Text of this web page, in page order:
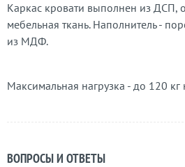
Каркас кровати выполнен из ДСП,
мебельная ткань. Наполнитель -
из МДФ.
Максимальная нагрузка - до 120 кг
ВОПРОСЫ И ОТВЕТЫ